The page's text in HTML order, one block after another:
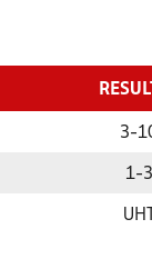
3-
1-3
UHT